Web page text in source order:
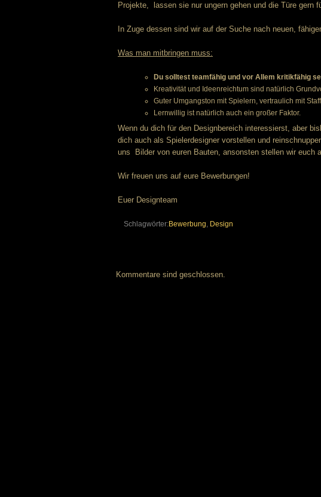
Projekte, lassen sie nur ungern gehen und die Türe gern
In Zuge dessen sind wir auf der Suche nach neuen,
Was man mitbringen muss:
Du solltest teamfähig und vor Allem kritikfähig
Kreativität und Ideenreichtum sind natürlich
Guter Umgangston mit Spielern, vertraulich mit
Lernwillig ist natürlich auch ein großer Faktor.
Wenn du dich für den Designbereich interessierst, aber
dich auch als Spielerdesigner vorstellen und
uns Bilder von euren Bauten, ansonsten stellen wir euch
Wir freuen uns auf eure Bewerbungen!
Euer Designteam
Schlagwörter:Bewerbung, Design
Kommentare sind geschlossen.